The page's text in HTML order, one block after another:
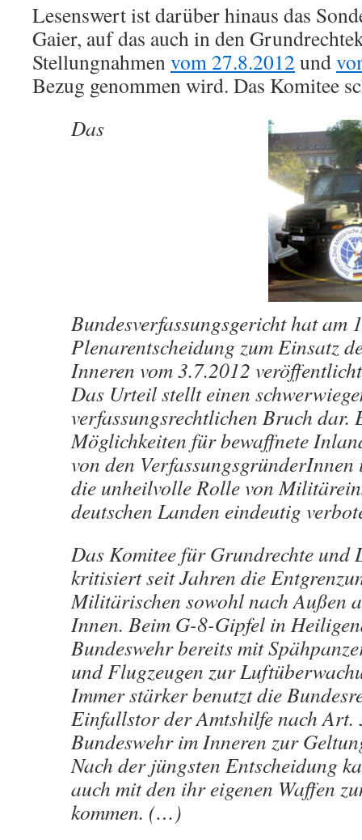
Lesenswert ist darüber hinaus das
Gaier, auf das auch in den
Stellungnahmenvom 27.8.2012 und
Bezug genommen wird. Das Komitee
Das
Bundesverfassungsgericht hat am
Plenarentscheidung zum Einsatz
Inneren vom 3.7.2012
Das Urteil stellt einen
verfassungsrechtlichen Bruch dar.
Möglichkeiten für bewaffnete
von den
die unheilvolle Rolle von
deutschen Landen eindeutig
Das Komitee für Grundrechte und
kritisiert seit Jahren die
Militärischen sowohl nach Außen
Innen. Beim G-8-Gipfel in
Bundeswehr bereits mit
und Flugzeugen zur
Immer stärker benutzt die
Einfallstor der Amtshilfe nach Art.
Bundeswehr im Inneren zur
Nach der jüngsten Entscheidung
auch mit den ihr eigenen Waffen
kommen. (…)